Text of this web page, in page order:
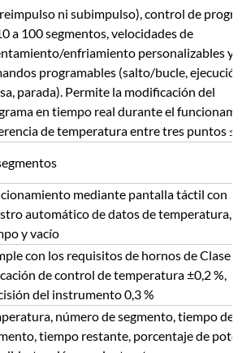
ni subimpulso), control de
a 100 segmentos, velocidades de
enfriamiento personalizables y
programables (salto/bucle,
parada). Permite la modificación del
en tiempo real durante el
de temperatura entre tres puntos
mediante pantalla táctil con
automático de datos de temperatura,
y vacío
con los requisitos de hornos de Clase
de control de temperatura ±0,2 %,
del instrumento 0,3 %
número de segmento, tiempo de
tiempo restante, porcentaje de